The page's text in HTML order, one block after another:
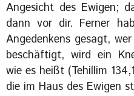
Angesicht des Ewigen;
dann vor dir. Ferner
Angedenkens gesagt,
beschäftigt, wird ein
wie es heißt (Tehillim
die im Haus des Ewigen